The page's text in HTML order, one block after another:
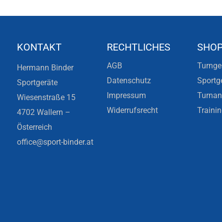
KONTAKT
Hermann Binder
Sportgeräte
Wiesenstraße 15
4702 Wallern –
Österreich
office@sport-binder.at
RECHTLICHES
AGB
Datenschutz
Impressum
Widerrufsrecht